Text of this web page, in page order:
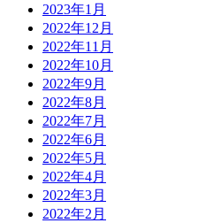
2023年1月
2022年12月
2022年11月
2022年10月
2022年9月
2022年8月
2022年7月
2022年6月
2022年5月
2022年4月
2022年3月
2022年2月